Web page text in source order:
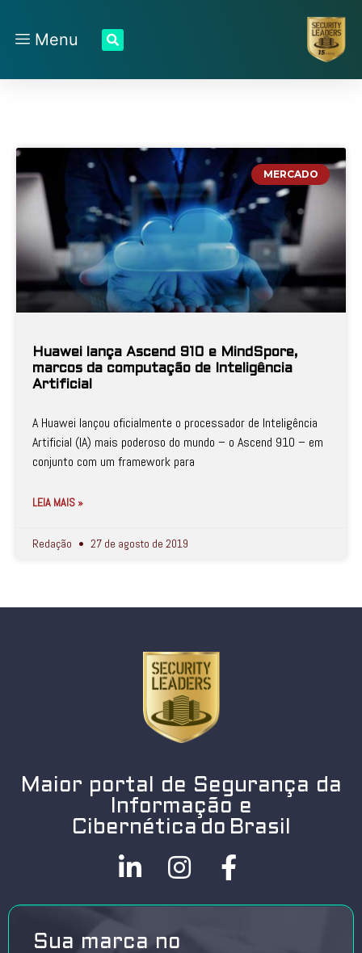
Menu
MERCADO
Huawei lança Ascend 910 e MindSpore,
marcos da computação de Inteligência
Artificial
A Huawei lançou oficialmente o processador de Inteligência
Artificial (IA) mais poderoso do mundo – o Ascend 910 – em
conjunto com um framework para
LEIA MAIS »
Redação 27 de agosto de 2019
Maior portal de Segurança da
Informação e
Cibernética do Brasil
Sua marca no